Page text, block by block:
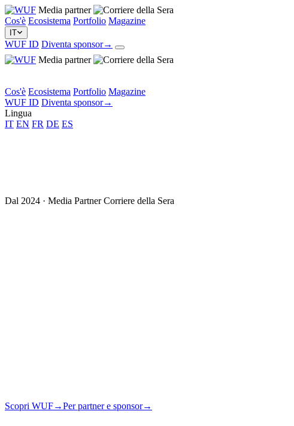
Media partner
Cos'è Ecosistema Portfolio Magazine
IT
WUF ID Diventa sponsor→
Media partner
Cos'è Ecosistema Portfolio Magazine
WUF ID Diventa sponsor→
Lingua
IT EN FR DE ES
Dal 2024 · Media Partner Corriere della Sera
Scopri WUF→Per partner e sponsor→